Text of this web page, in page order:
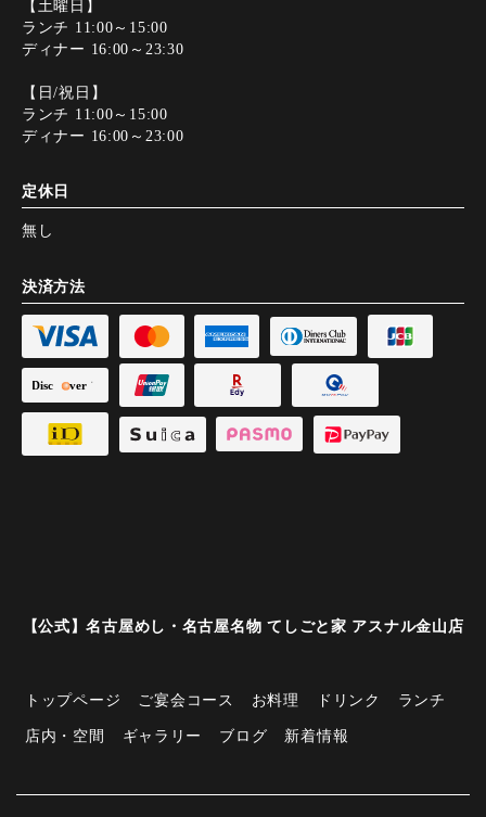
【土曜日】
ランチ 11:00～15:00
ディナー 16:00～23:30
【日/祝日】
ランチ 11:00～15:00
ディナー 16:00～23:00
定休日
無し
決済方法
【公式】名古屋めし・名古屋名物 てしごと家 アスナル金山店
トップページ ご宴会コース お料理 ドリンク ランチ
店内・空間 ギャラリー ブログ 新着情報